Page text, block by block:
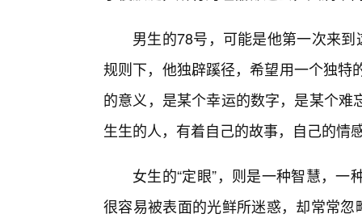
男生的78号，可能是他第一次来
规则下，他独辟蹊径，希望用一个独
的意义，是某个幸运的数字，是某个
生生的人，有着自己的故事，自己的情
女生的“定眼”，则是一种智慧，
很容易被表面的光鲜所迷惑，却常常